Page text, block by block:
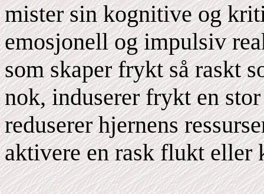
mister sin kognitive og
emosjonell og impulsiv
som skaper frykt så raskt
nok, induserer frykt en
reduserer hjernens
aktivere en rask flukt eller